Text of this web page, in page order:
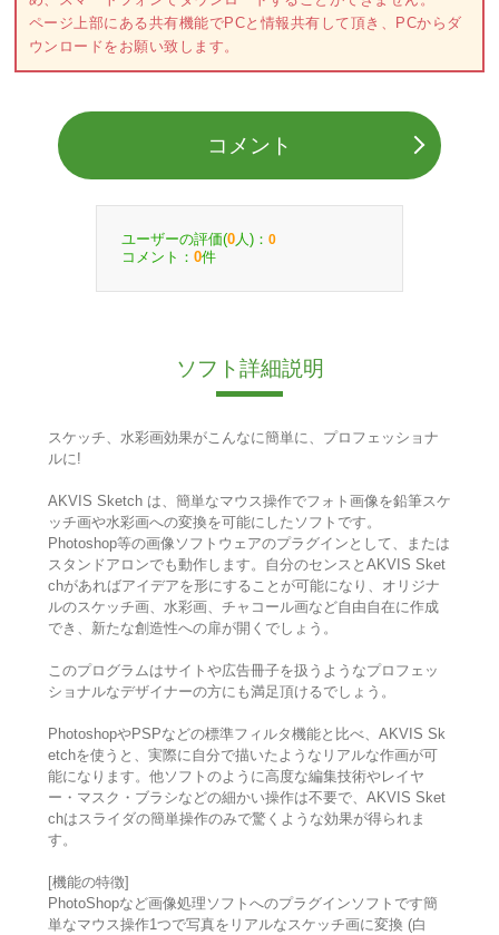
ページ上部にある共有機能でPCと情報共有して頂き、PCからダ
ウンロードをお願い致します。
コメント
ユーザーの評価(0 人)： 0
コメント： 0件
ソフト詳細説明
スケッチ、水彩画効果がこんなに簡単に、プロフェッショナ
ルに!
AKVIS Sketch は、簡単なマウス操作でフォト画像を鉛筆スケ
ッチ画や水彩画への変換を可能にしたソフトです。
Photoshop等の画像ソフトウェアのプラグインとして、または
スタンドアロンでも動作します。自分のセンスとAKVIS Sket
chがあればアイデアを形にすることが可能になり、オリジナ
ルのスケッチ画、水彩画、チャコール画など自由自在に作成
でき、新たな創造性への扉が開くでしょう。
このプログラムはサイトや広告冊子を扱うようなプロフェッ
ショナルなデザイナーの方にも満足頂けるでしょう。
PhotoshopやPSPなどの標準フィルタ機能と比べ、AKVIS Sk
etchを使うと、実際に自分で描いたようなリアルな作画が可
能になります。他ソフトのように高度な編集技術やレイヤ
ー・マスク・ブラシなどの細かい操作は不要で、AKVIS Sket
chはスライダの簡単操作のみで驚くような効果が得られま
す。
[機能の特徴]
PhotoShopなど画像処理ソフトへのプラグインソフトです簡
単なマウス操作1つで写真をリアルなスケッチ画に変換 (白